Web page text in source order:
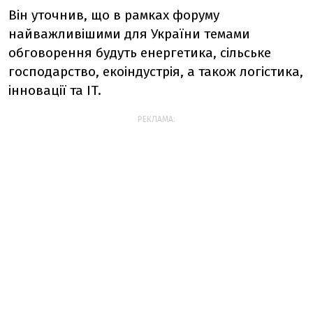
Він уточнив, що в рамках форуму
найважливішими для України темами
обговорення будуть енергетика, сільське
господарство, екоіндустрія, а також логістика,
інновації та IT.
РЕКЛАМА: